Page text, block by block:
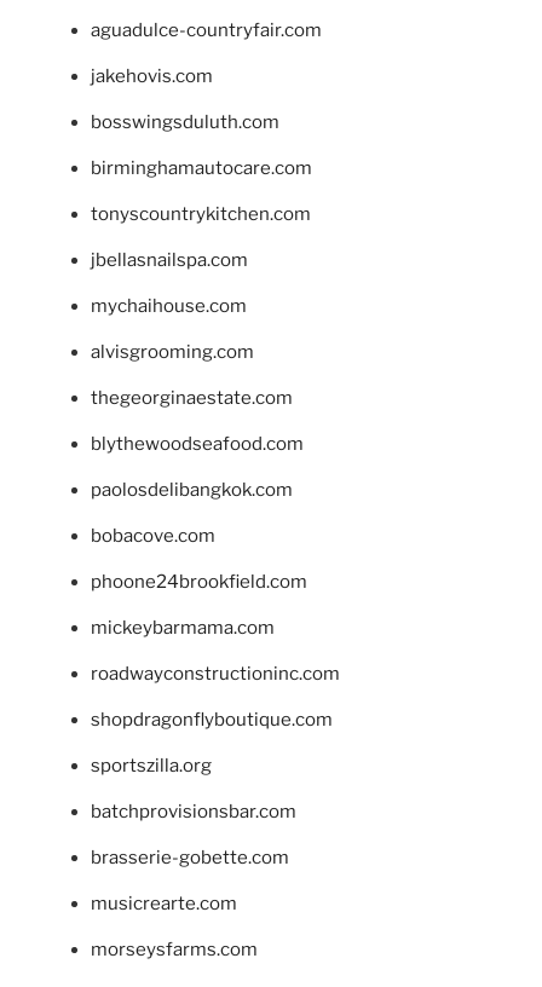
aguadulce-countryfair.com
jakehovis.com
bosswingsduluth.com
birminghamautocare.com
tonyscountrykitchen.com
jbellasnailspa.com
mychaihouse.com
alvisgrooming.com
thegeorginaestate.com
blythewoodseafood.com
paolosdelibangkok.com
bobacove.com
phoone24brookfield.com
mickeybarmama.com
roadwayconstructioninc.com
shopdragonflyboutique.com
sportszilla.org
batchprovisionsbar.com
brasserie-gobette.com
musicrearte.com
morseysfarms.com